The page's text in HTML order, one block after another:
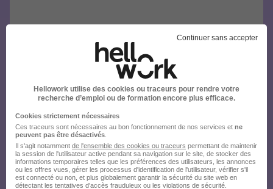
Continuer sans accepter
Hellowork utilise des cookies ou traceurs pour rendre votre
recherche d’emploi ou de formation encore plus efficace.
Cookies strictement nécessaires
Ces traceurs sont nécessaires au bon fonctionnement de nos services et ne
peuvent pas être désactivés
Il s'agit notamment de l'ensemble des cookies ou traceurs permettant de maintenir
la session de l'utilisateur active pendant sa navigation sur le site, de stocker des
informations temporaires telles que les préférences des utilisateurs, les annonces
ou les offres vues, gérer les processus d'identification de l'utilisateur, vérifier s'il
est connecté ou non, et plus globalement garantir la sécurité du site web en
détectant les tentatives d'accès frauduleux ou les violations de sécurité.